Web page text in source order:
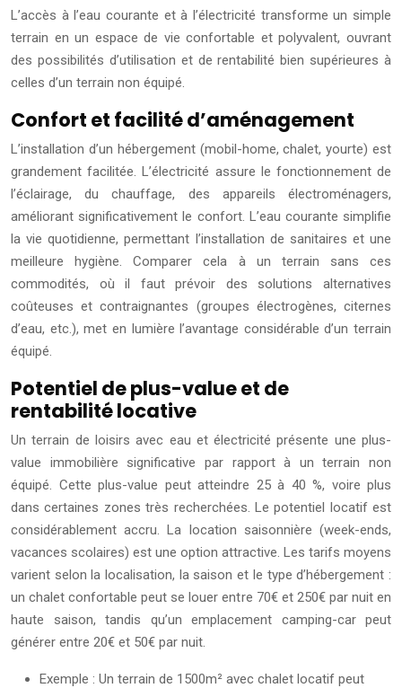
L’accès à l’eau courante et à l’électricité transforme un simple
terrain en un espace de vie confortable et polyvalent, ouvrant
des possibilités d’utilisation et de rentabilité bien supérieures à
celles d’un terrain non équipé.
Confort et facilité d’aménagement
L’installation d’un hébergement (mobil-home, chalet, yourte) est
grandement facilitée. L’électricité assure le fonctionnement de
l’éclairage, du chauffage, des appareils électroménagers,
améliorant significativement le confort. L’eau courante simplifie
la vie quotidienne, permettant l’installation de sanitaires et une
meilleure hygiène. Comparer cela à un terrain sans ces
commodités, où il faut prévoir des solutions alternatives
coûteuses et contraignantes (groupes électrogènes, citernes
d’eau, etc.), met en lumière l’avantage considérable d’un terrain
équipé.
Potentiel de plus-value et de
rentabilité locative
Un terrain de loisirs avec eau et électricité présente une plus-
value immobilière significative par rapport à un terrain non
équipé. Cette plus-value peut atteindre 25 à 40 %, voire plus
dans certaines zones très recherchées. Le potentiel locatif est
considérablement accru. La location saisonnière (week-ends,
vacances scolaires) est une option attractive. Les tarifs moyens
varient selon la localisation, la saison et le type d’hébergement :
un chalet confortable peut se louer entre 70€ et 250€ par nuit en
haute saison, tandis qu’un emplacement camping-car peut
générer entre 20€ et 50€ par nuit.
Exemple : Un terrain de 1500m² avec chalet locatif peut